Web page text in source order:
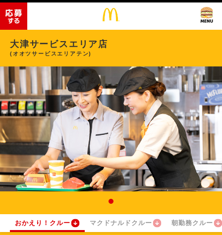
大津サービスエリア店
(オオツサービスエリアテン)
おかえり！クルー マクドナルドクルー 朝勤務クルー